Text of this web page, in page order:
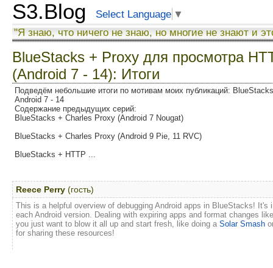
S3.Blog Select Language ▼
"Я знаю, что ничего не знаю, но многие не знают и
BlueStacks + Proxy для просмотра
(Android 7 - 14): Итоги
Подведём небольшие итоги по мотивам моих публикаций:
Android 7 - 14
Содержание предыдущих серий:
BlueStacks + Charles Proxy (Android 7 Nougat)
BlueStacks + Charles Proxy (Android 9 Pie, 11 RVC)
BlueStacks + HTTP ...
Reece Perry (гость)
This is a helpful overview of debugging Android apps in BlueStacks!
each Android version. Dealing with expiring apps and format changes
you just want to blow it all up and start fresh, like doing a Solar Smash
for sharing these resources!